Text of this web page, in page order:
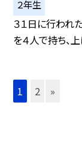
２年生
３１日に行われ
を４人で持ち、
1 2 »